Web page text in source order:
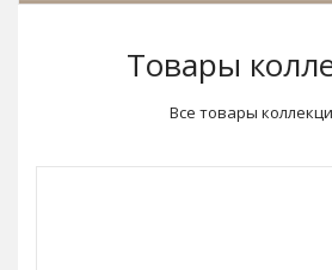
Товары
Все товары